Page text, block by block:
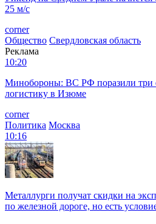
«ФедералПресс».
Еще по теме:
1.Госжилинспекция оштрафовала
Водоканал» за перебои с водой
2.Прокуратура Рязанской области
3.Полиция по горячим следам
отобравшего велосипед у
спорта» в Сасове: объект получил
ДобавьтеФедералПресс
новостей дня.
Реклама
Новости
10:42